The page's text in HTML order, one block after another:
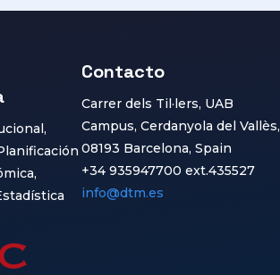
Contacto
Carrer dels Til·lers, UAB
Campus, Cerdanyola del Vallès,
08193 Barcelona, Spain
+34 935947700 ext.435527
info@dtm.es